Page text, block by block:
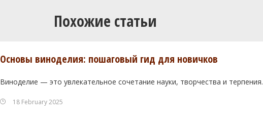
Похожие статьи
Основы виноделия: пошаговый гид для новичков
Виноделие — это увлекательное сочетание науки, творчества и терпения.
18 February 2025